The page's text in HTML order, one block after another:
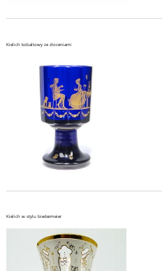
Kielich kobaltowy ze złoceniami
Kielich w stylu biedermeier